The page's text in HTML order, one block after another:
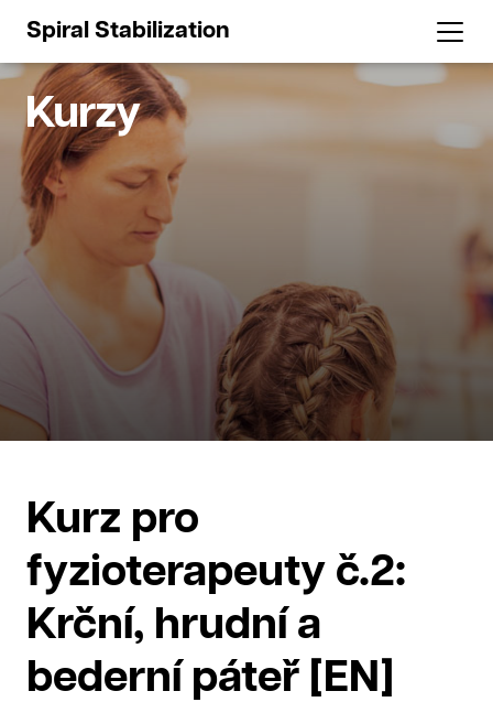
Spiral Stabilization
Kurzy
Kurz pro
fyzioterapeuty č.2:
Krční, hrudní a
bederní páteř [EN]